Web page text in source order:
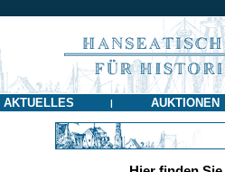
AKTUELLES | AUKTIONEN